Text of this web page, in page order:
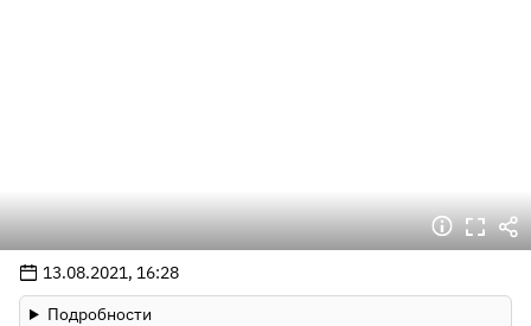
13.08.2021, 16:28
Подробности